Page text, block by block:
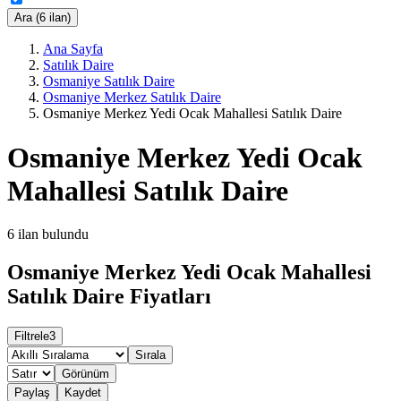
Ara (6 ilan)
Ana Sayfa
Satılık Daire
Osmaniye Satılık Daire
Osmaniye Merkez Satılık Daire
Osmaniye Merkez Yedi Ocak Mahallesi Satılık Daire
Osmaniye Merkez Yedi Ocak
Mahallesi Satılık Daire
6 ilan bulundu
Osmaniye Merkez Yedi Ocak Mahallesi
Satılık Daire Fiyatları
Filtrele3
Sırala
Görünüm
Paylaş
Kaydet